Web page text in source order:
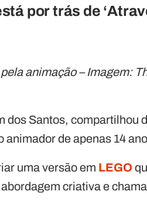
por trás de
animação – Imagem:
dos Santos, compartilhou
de apenas 14
uma versão em LEGO
criativa e